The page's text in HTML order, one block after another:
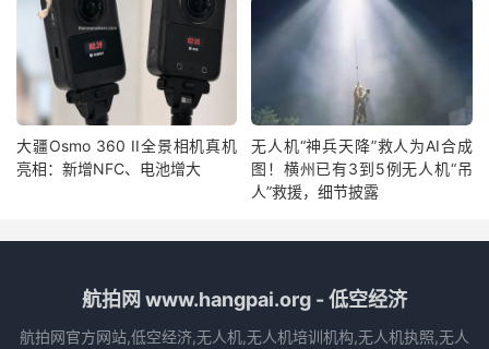
大疆Osmo 360 II全景相机真机
亮相：新增NFC、电池增大
无人机“神兵天降”救人为AI合成
图！横州已有3到5例无人机“吊
人”救援，细节披露
航拍网 www.hangpai.org - 低空经济
航拍网官方网站,低空经济,无人机,无人机培训机构,无人机执照,无人